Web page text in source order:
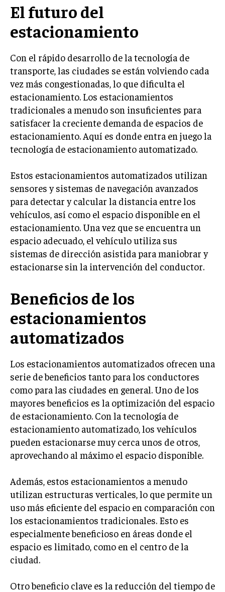
El futuro del
estacionamiento
Con el rápido desarrollo de la tecnología de
transporte, las ciudades se están volviendo cada
vez más congestionadas, lo que dificulta el
estacionamiento. Los estacionamientos
tradicionales a menudo son insuficientes para
satisfacer la creciente demanda de espacios de
estacionamiento. Aquí es donde entra en juego la
tecnología de estacionamiento automatizado.
Estos estacionamientos automatizados utilizan
sensores y sistemas de navegación avanzados
para detectar y calcular la distancia entre los
vehículos, así como el espacio disponible en el
estacionamiento. Una vez que se encuentra un
espacio adecuado, el vehículo utiliza sus
sistemas de dirección asistida para maniobrar y
estacionarse sin la intervención del conductor.
Beneficios de los
estacionamientos
automatizados
Los estacionamientos automatizados ofrecen una
serie de beneficios tanto para los conductores
como para las ciudades en general. Uno de los
mayores beneficios es la optimización del espacio
de estacionamiento. Con la tecnología de
estacionamiento automatizado, los vehículos
pueden estacionarse muy cerca unos de otros,
aprovechando al máximo el espacio disponible.
Además, estos estacionamientos a menudo
utilizan estructuras verticales, lo que permite un
uso más eficiente del espacio en comparación con
los estacionamientos tradicionales. Esto es
especialmente beneficioso en áreas donde el
espacio es limitado, como en el centro de la
ciudad.
Otro beneficio clave es la reducción del tiempo de